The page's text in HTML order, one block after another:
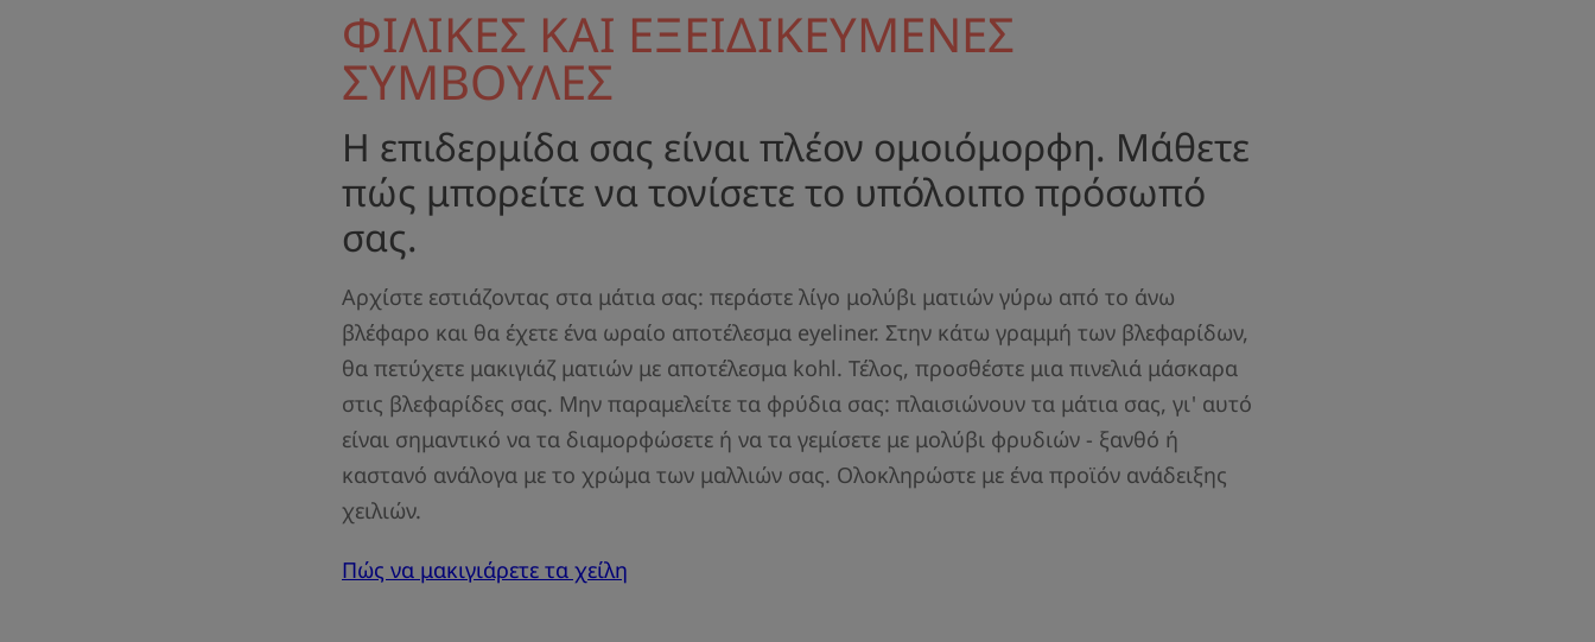
ΦΙΛΙΚΕΣ ΚΑΙ ΕΞΕΙΔΙΚΕΥΜΕΝΕΣ
ΣΥΜΒΟΥΛΕΣ
Η επιδερμίδα σας είναι πλέον ομοιόμορφη. Μάθετε
πώς μπορείτε να τονίσετε το υπόλοιπο πρόσωπό
σας.
Αρχίστε εστιάζοντας στα μάτια σας: περάστε λίγο μολύβι ματιών γύρω από το άνω
βλέφαρο και θα έχετε ένα ωραίο αποτέλεσμα eyeliner. Στην κάτω γραμμή των βλεφαρίδων,
θα πετύχετε μακιγιάζ ματιών με αποτέλεσμα kohl. Τέλος, προσθέστε μια πινελιά μάσκαρα
στις βλεφαρίδες σας. Μην παραμελείτε τα φρύδια σας: πλαισιώνουν τα μάτια σας, γι' αυτό
είναι σημαντικό να τα διαμορφώσετε ή να τα γεμίσετε με μολύβι φρυδιών - ξανθό ή
καστανό ανάλογα με το χρώμα των μαλλιών σας. Ολοκληρώστε με ένα προϊόν ανάδειξης
χειλιών.
Πώς να μακιγιάρετε τα χείλη